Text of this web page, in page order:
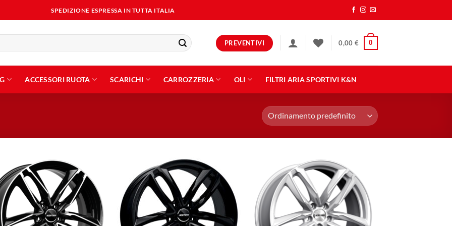
SPEDIZIONE ESPRESSA IN TUTTA ITALIA
PREVENTIVI 0,00 € 0
ACCESSORI RUOTA SCARICHI CARROZZERIA OLI FILTRI ARIA SPORTIVI K&N
Aggiungi
alla lista
desideri
Aggiungi
alla lista
dei
desideri
Aggiungi
alla lista
dei
desideri